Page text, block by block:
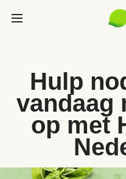
Hulp
vandaag
op met